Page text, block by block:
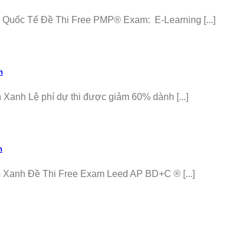
Tế Đề Thi Free PMP® Exam: E-Learning [...]
Lệ phí dự thi được giảm 60% dành [...]
Đề Thi Free Exam Leed AP BD+C ® [...]